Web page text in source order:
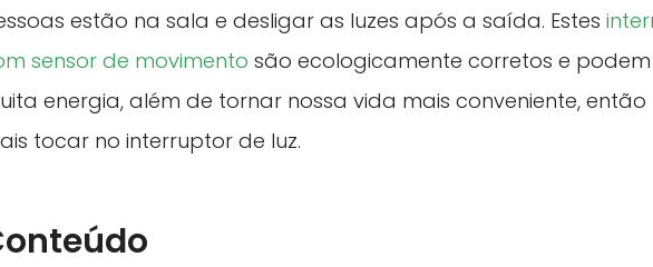
estão na sala e desligar as luzes após a saída. Estes
sensor de movimento são ecologicamente corretos e
energia, além de tornar nossa vida mais conveniente,
tocar no interruptor de luz.